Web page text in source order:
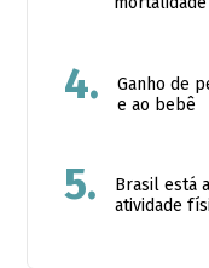
4.
Ganho de
e ao bebê
5.
Brasil está
atividade